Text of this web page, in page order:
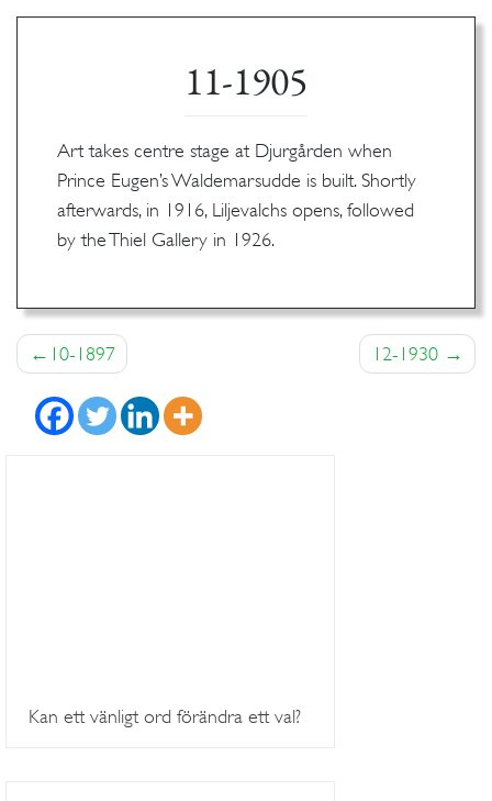
11-1905
Art takes centre stage at Djurgården when
Prince Eugen’s Waldemarsudde is built. Shortly
afterwards, in 1916, Liljevalchs opens, followed
by the Thiel Gallery in 1926.
Inläggsnavigering
10-1897 12-1930
Kan ett vänligt ord förändra ett val?